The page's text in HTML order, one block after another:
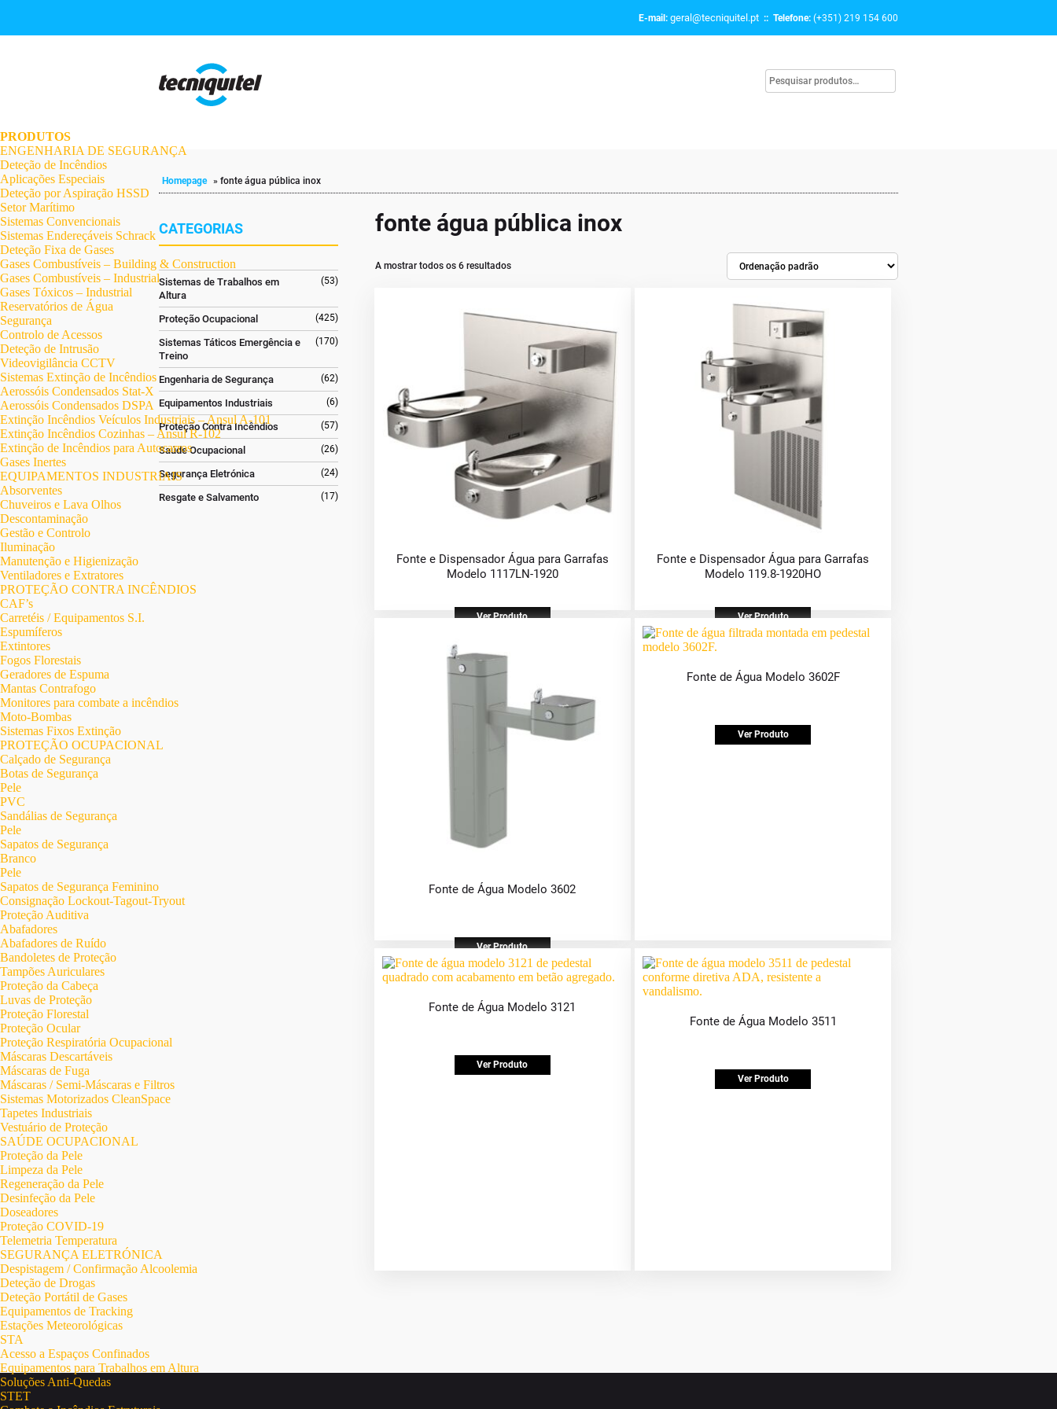
E-mail: geral@tecniquitel.pt :: Telefone: (+351) 219 154 600
PRODUTOS
ENGENHARIA DE SEGURANÇA
Deteção de Incêndios
Aplicações Especiais
Deteção por Aspiração HSSD
Setor Marítimo
Sistemas Convencionais
Sistemas Endereçáveis Schrack
Deteção Fixa de Gases
Gases Combustíveis – Building & Construction
Gases Combustíveis – Industrial
Gases Tóxicos – Industrial
Reservatórios de Água
Segurança
Controlo de Acessos
Deteção de Intrusão
Videovigilância CCTV
Sistemas Extinção de Incêndios
Aerossóis Condensados Stat-X
Aerossóis Condensados DSPA
Extinção Incêndios Veículos Industriais – Ansul A-101
Extinção Incêndios Cozinhas – Ansul R-102
Extinção de Incêndios para Autocarros
Gases Inertes
EQUIPAMENTOS INDUSTRIAIS
Absorventes
Chuveiros e Lava Olhos
Descontaminação
Gestão e Controlo
Iluminação
Manutenção e Higienização
Ventiladores e Extratores
PROTEÇÃO CONTRA INCÊNDIOS
CAF’s
Carretéis / Equipamentos S.I.
Espumíferos
Extintores
Fogos Florestais
Geradores de Espuma
Mantas Contrafogo
Monitores para combate a incêndios
Moto-Bombas
Sistemas Fixos Extinção
PROTEÇÃO OCUPACIONAL
Calçado de Segurança
Botas de Segurança
Pele
PVC
Sandálias de Segurança
Pele
Sapatos de Segurança
Branco
Pele
Sapatos de Segurança Feminino
Consignação Lockout-Tagout-Tryout
Proteção Auditiva
Abafadores
Abafadores de Ruído
Bandoletes de Proteção
Tampões Auriculares
Proteção da Cabeça
Luvas de Proteção
Proteção Florestal
Proteção Ocular
Proteção Respiratória Ocupacional
Máscaras Descartáveis
Máscaras de Fuga
Máscaras / Semi-Máscaras e Filtros
Sistemas Motorizados CleanSpace
Tapetes Industriais
Vestuário de Proteção
SAÚDE OCUPACIONAL
Proteção da Pele
Limpeza da Pele
Regeneração da Pele
Desinfeção da Pele
Doseadores
Proteção COVID-19
Telemetria Temperatura
SEGURANÇA ELETRÓNICA
Despistagem / Confirmação Alcoolemia
Deteção de Drogas
Deteção Portátil de Gases
Equipamentos de Tracking
Estações Meteorológicas
STA
Acesso a Espaços Confinados
Equipamentos para Trabalhos em Altura
Soluções Anti-Quedas
STET
Homepage » fonte água pública inox
CATEGORIAS
Sistemas de Trabalhos em
Altura
(53)
Proteção Ocupacional (425)
Sistemas Táticos Emergência e
Treino
(170)
Engenharia de Segurança (62)
Equipamentos Industriais (6)
Proteção Contra Incêndios (57)
Saúde Ocupacional (26)
Segurança Eletrónica (24)
Resgate e Salvamento (17)
fonte água pública inox
A mostrar todos os 6 resultados
Fonte e Dispensador Água para Garrafas
Modelo 1117LN-1920
Ver Produto
Fonte e Dispensador Água para Garrafas
Modelo 119.8-1920HO
Ver Produto
Fonte de Água Modelo 3602
Ver Produto
Fonte de Água Modelo 3602F
Ver Produto
Fonte de Água Modelo 3121
Ver Produto
Fonte de Água Modelo 3511
Ver Produto